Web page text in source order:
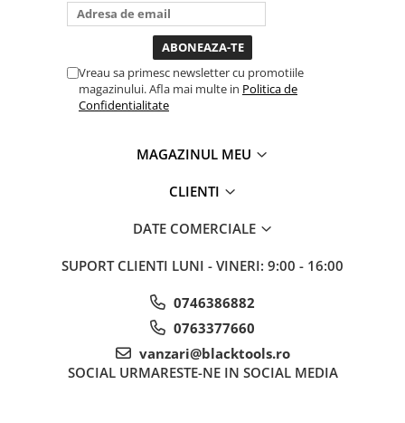
Tubulare 3/4
Consumabile Si Accesorii
Accesorii auto
Consumabile Service
Echipamente De Protectie
LICHIDARE DE STOC
destul de mult dar daca o
bagi la priza nu mai ai
treaba toata ziua ,ce...
Vreau sa primesc newsletter cu promotiile
magazinului. Afla mai multe in Politica de
Confidentialitate
MAGAZINUL MEU
CLIENTI
DATE COMERCIALE
SUPORT CLIENTI LUNI - VINERI: 9:00 - 16:00
0746386882
0763377660
vanzari@blacktools.ro
SOCIAL URMARESTE-NE IN SOCIAL MEDIA